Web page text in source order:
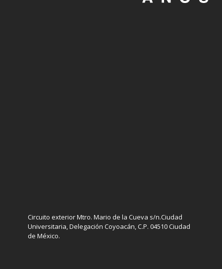
Circuito exterior Mtro. Mario de la Cueva s/n.Ciudad
Universitaria, Delegación Coyoacán, C.P. 04510 Ciudad
de México.